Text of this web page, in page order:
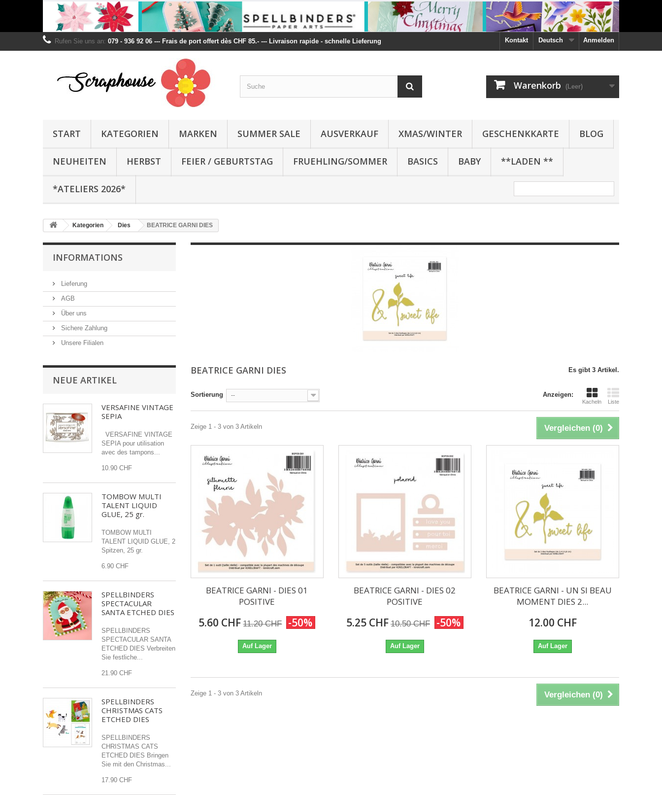
Anmelden
Deutsch
Kontakt
Rufen Sie uns an: 079 - 936 92 06 --- Frais de port offert dès CHF 85.- --- Livraison rapide - schnelle Lieferung
Warenkorb (Leer)
START KATEGORIEN MARKEN SUMMER SALE AUSVERKAUF XMAS/WINTER GESCHENKKARTE BLOG
NEUHEITEN HERBST FEIER / GEBURTSTAG FRUEHLING/SOMMER BASICS BABY **LADEN **
*ATELIERS 2026*
Kategorien Dies BEATRICE GARNI DIES
INFORMATIONS
Lieferung
AGB
Über uns
Sichere Zahlung
Unsere Filialen
NEUE ARTIKEL
VERSAFINE VINTAGE
SEPIA
VERSAFINE VINTAGE
SEPIA pour utilisation
avec des tampons...
10.90 CHF
TOMBOW MULTI
TALENT LIQUID
GLUE, 25 gr.
TOMBOW MULTI
TALENT LIQUID GLUE, 2
Spitzen, 25 gr.
6.90 CHF
SPELLBINDERS
SPECTACULAR
SANTA ETCHED DIES
SPELLBINDERS
SPECTACULAR SANTA
ETCHED DIES Verbreiten
Sie festliche...
21.90 CHF
SPELLBINDERS
CHRISTMAS CATS
ETCHED DIES
SPELLBINDERS
CHRISTMAS CATS
ETCHED DIES Bringen
Sie mit den Christmas...
17.90 CHF
BEATRICE GARNI DIES Es gibt 3 Artikel.
Anzeigen:
Kacheln Liste
Sortierung --
Vergleichen (0)
Zeige 1 - 3 von 3 Artikeln
BEATRICE GARNI - DIES 01
POSITIVE
5.60 CHF 11.20 CHF -50%
Auf Lager
BEATRICE GARNI - DIES 02
POSITIVE
5.25 CHF 10.50 CHF -50%
Auf Lager
BEATRICE GARNI - UN SI BEAU
MOMENT DIES 2...
12.00 CHF
Auf Lager
Vergleichen (0)
Zeige 1 - 3 von 3 Artikeln